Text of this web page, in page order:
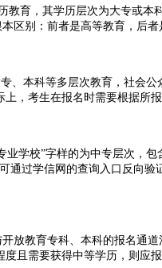
，其学历层次为大专或本
区别：前者是高等教育，后者
本科等多层次教育，社会
，考生在报名时需要根据所
”字样的为中专层次，包
过学信网的查询入口反向
教育专科、本科的报名通
且需要获得中等学历，则应报